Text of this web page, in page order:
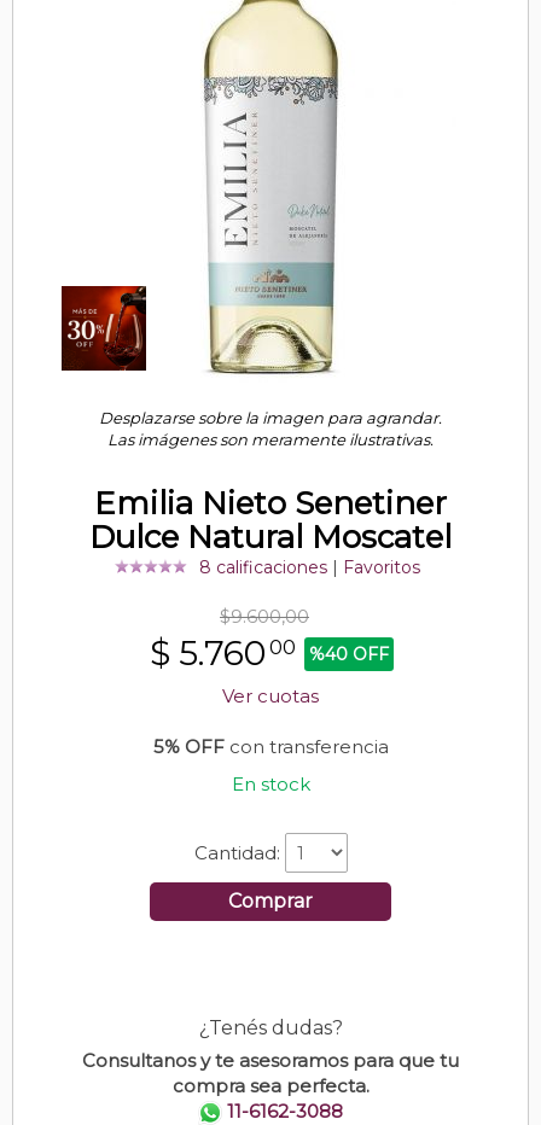
Desplazarse sobre la imagen para agrandar.
Las imágenes son meramente ilustrativas.
Emilia Nieto Senetiner
Dulce Natural Moscatel
8 calificaciones| Favoritos
$9.600,00
$ 5.760 00 %40 OFF
Ver cuotas
5% OFFcon transferencia
En stock
Cantidad:
Comprar
¿Tenés dudas?
Consultanos y te asesoramos para que tu
compra sea perfecta.
11-6162-3088